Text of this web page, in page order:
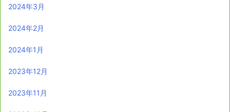
2024年3月
2024年2月
2024年1月
2023年12月
2023年11月